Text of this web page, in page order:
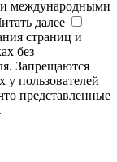
и международными
далее
страниц и
без
Запрещаются
у пользователей
представленные